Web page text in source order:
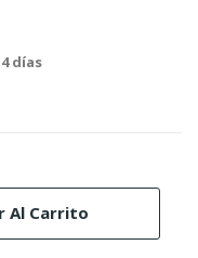
días
Al Carrito